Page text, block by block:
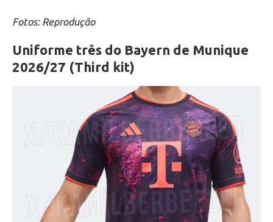
Fotos: Reprodução
Uniforme três do Bayern de Munique
2026/27 (Third kit)